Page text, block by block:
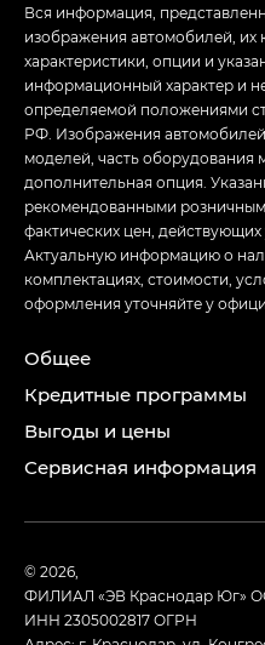
Вся информация,
изображения автомобилей, их
характеристики, опции и
информационный характер и
определяемой положениями
РФ. Изображения автомобилей
моделей, часть оборудования
дополнительная опция.
рекомендованными
фактических цен,
Актуальную информацию о
комплектациях, стоимости,
оформления уточняйте у
Общее
Кредитные программы
Выгоды и цены
Сервисная информация
© 2026,
ФИЛИАЛ «ЭВ Краснодар Юг»
ИНН 2305002817ОГРН